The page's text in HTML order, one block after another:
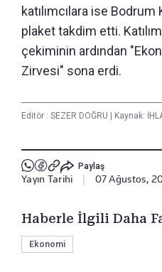
katılımcılara ise Bodrum
plaket takdim etti.
çekiminin ardından
Zirvesi" sona erdi.
Editör : SEZER DOĞRU Kaynak:
Paylaş
Yayın Tarihi 07 Ağustos,
Haberle İlgili Daha
Ekonomi